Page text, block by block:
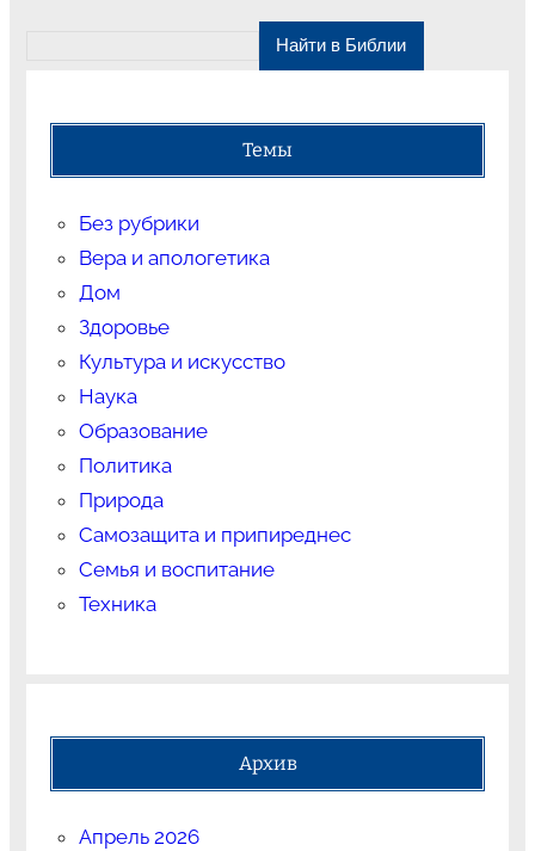
Темы
Без рубрики
Вера и апологетика
Дом
Здоровье
Культура и искусство
Наука
Образование
Политика
Природа
Самозащита и припиреднес
Семья и воспитание
Техника
Архив
Апрель 2026